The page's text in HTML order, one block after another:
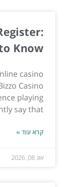
Know
casino
Casino
playing
say that...
קרא עוד »
אוג 08, 2026